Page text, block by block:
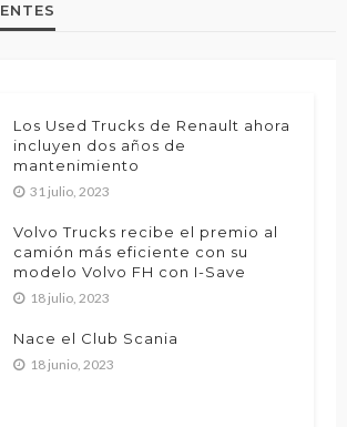
Los Used Trucks de Renault ahora
incluyen dos años de
mantenimiento
31 julio, 2023
Volvo Trucks recibe el premio al
camión más eficiente con su
modelo Volvo FH con I-Save
18 julio, 2023
Nace el Club Scania
18 junio, 2023